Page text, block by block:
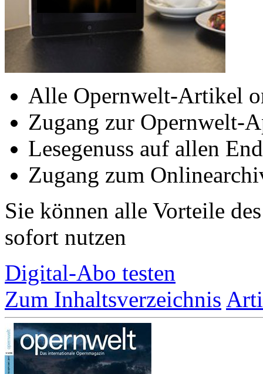
Alle Opernwelt-Artikel
Zugang zur Opernwelt-
Lesegenuss auf allen
Zugang zum
Sie können alle Vorteile
sofort nutzen
Digital-Abo testen
Zum Inhaltsverzeichnis